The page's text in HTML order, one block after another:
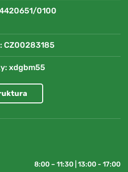
0100
CZ00283185
xdgbm55
8:00 – 11:30 | 13:00 - 17:00